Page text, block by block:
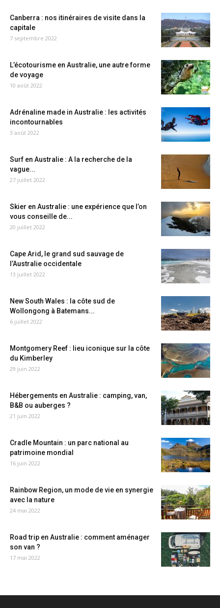
Canberra : nos itinéraires de visite dans la
capitale
7 septembre 2022
L’écotourisme en Australie, une autre forme
de voyage
10 août 2022
Adrénaline made in Australie : les activités
incontournables
3 août 2022
Surf en Australie : A la recherche de la
vague...
27 juillet 2022
Skier en Australie : une expérience que l’on
vous conseille de...
20 juillet 2022
Cape Arid, le grand sud sauvage de
l’Australie occidentale
13 juillet 2022
New South Wales : la côte sud de
Wollongong à Batemans...
6 juillet 2022
Montgomery Reef : lieu iconique sur la côte
du Kimberley
29 juin 2022
Hébergements en Australie : camping, van,
B&B ou auberges ?
21 juin 2022
Cradle Mountain : un parc national au
patrimoine mondial
16 juin 2022
Rainbow Region, un mode de vie en synergie
avec la nature
24 mai 2022
Road trip en Australie : comment aménager
son van ?
17 mai 2022